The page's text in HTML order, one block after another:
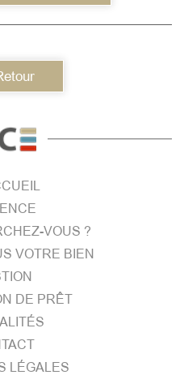
VOUS ?
VOTRE BIEN
DE PRÊT
LÉGALES